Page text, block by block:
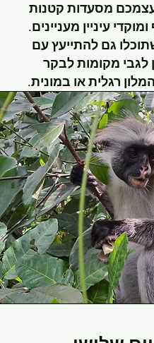
מסעדות קטנות
עיניין מעניינים.
גם להתייעץ עם
לגבי מקומות לבקר
רגלית או במונית.